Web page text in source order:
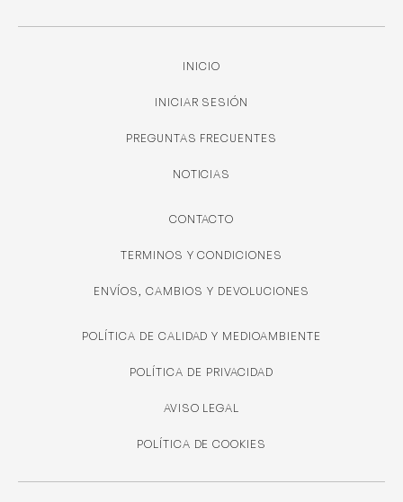
INICIO
INICIAR SESIÓN
PREGUNTAS FRECUENTES
NOTICIAS
CONTACTO
TERMINOS Y CONDICIONES
ENVÍOS, CAMBIOS Y DEVOLUCIONES
POLÍTICA DE CALIDAD Y MEDIOAMBIENTE
POLÍTICA DE PRIVACIDAD
AVISO LEGAL
POLÍTICA DE COOKIES